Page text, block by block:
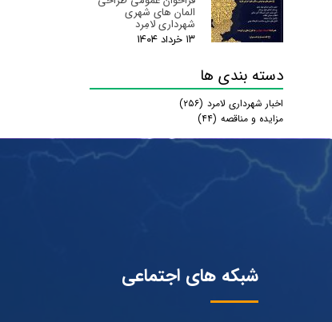
المان های شهری
شهرداری لامِرد
۱۳ خرداد ۰۴
دسته بندی ها
اخبار شهرداری لامرد (۲۵۶)
مزایده و مناقصه (۴۴)
شبکه های اجتماعی